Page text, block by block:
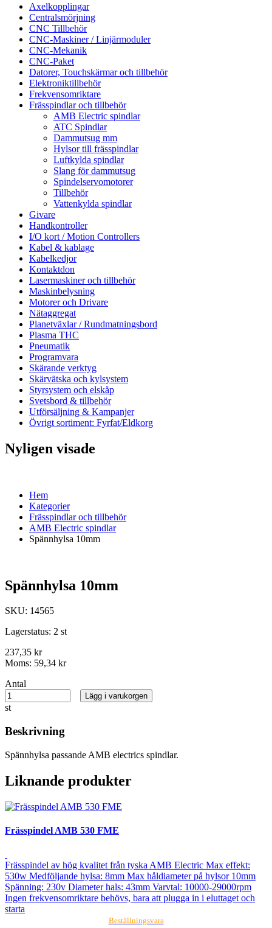
Axelkopplingar
Centralsmörjning
CNC Tillbehör
CNC-Maskiner / Linjärmoduler
CNC-Mekanik
CNC-Paket
Datorer, Touchskärmar och tillbehör
Elektroniktillbehör
Frekvensomriktare
Frässpindlar och tillbehör
AMB Electric spindlar
ATC Spindlar
Dammutsug mm
Hylsor till frässpindlar
Luftkylda spindlar
Slang för dammutsug
Spindelservomotorer
Tillbehör
Vattenkylda spindlar
Givare
Handkontroller
I/O kort / Motion Controllers
Kabel & kablage
Kabelkedjor
Kontaktdon
Lasermaskiner och tillbehör
Maskinbelysning
Motorer och Drivare
Nätaggregat
Planetväxlar / Rundmatningsbord
Plasma THC
Pneumatik
Programvara
Skärande verktyg
Skärvätska och kylsystem
Styrsystem och elskåp
Svetsbord & tillbehör
Utförsäljning & Kampanjer
Övrigt sortiment: Fyrfat/Eldkorg
Nyligen visade
Hem
Kategorier
Frässpindlar och tillbehör
AMB Electric spindlar
Spännhylsa 10mm
Spännhylsa 10mm
SKU: 14565
Lagerstatus: 2 st
237,35 kr
Moms: 59,34 kr
Antal
st
Lägg i varukorgen
Beskrivning
Spännhylsa passande AMB electrics spindlar.
Liknande produkter
Frässpindel AMB 530 FME
Frässpindel av hög kvalitet från tyska AMB Electric Max effekt:
530w Medföljande hylsa: 8mm Max håldiameter på hylsor 10mm
Spänning: 230v Diameter hals: 43mm Varvtal: 10000-29000rpm
Ingen frekvensomriktare behövs, bara att plugga in i eluttaget och
starta
Beställningsvara